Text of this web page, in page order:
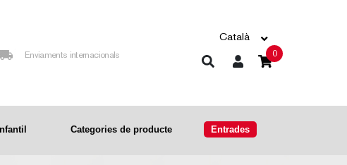
Enviaments internacionals
Català
0
Infantil Categories de producte Entrades